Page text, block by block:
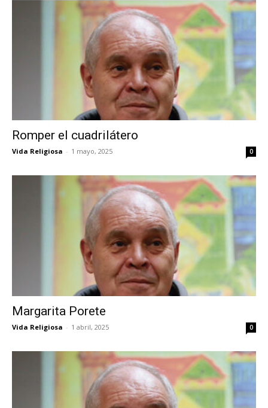
Romper el cuadrilátero
Vida Religiosa - 1 mayo, 2025 0
Margarita Porete
Vida Religiosa - 1 abril, 2025 0